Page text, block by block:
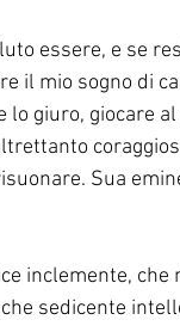
essere, e se
il mio sogno di
lo giuro, giocare
Sua
inclemente,
sedicente